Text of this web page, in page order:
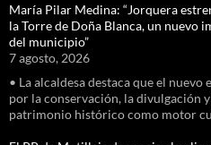
María Pilar Medina: “Jorquera
la Torre de Doña Blanca, un nuevo
del municipio”
7 agosto, 2026
• La alcaldesa destaca que el
por la conservación, la divulgación
patrimonio histórico como motor